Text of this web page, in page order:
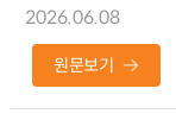
2026.06.08
원문보기